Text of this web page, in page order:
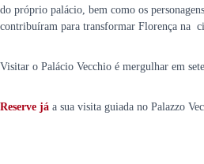
do próprio palácio, bem como os
contribuíram para transformar Florença na
Visitar o Palácio Vecchio é mergulhar em
Reserve já a sua visita guiada no Palazzo